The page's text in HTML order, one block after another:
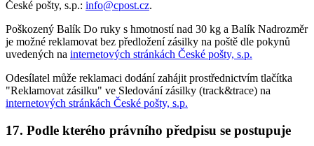
České pošty, s.p.: info@cpost.cz.
Poškozený Balík Do ruky s hmotností nad 30 kg a Balík Nadrozměr
je možné reklamovat bez předložení zásilky na poště dle pokynů
uvedených na internetových stránkách České pošty, s.p.
Odesílatel může reklamaci dodání zahájit prostřednictvím tlačítka
"Reklamovat zásilku" ve Sledování zásilky (track&trace) na
internetových stránkách České pošty, s.p.
17. Podle kterého právního předpisu se postupuje